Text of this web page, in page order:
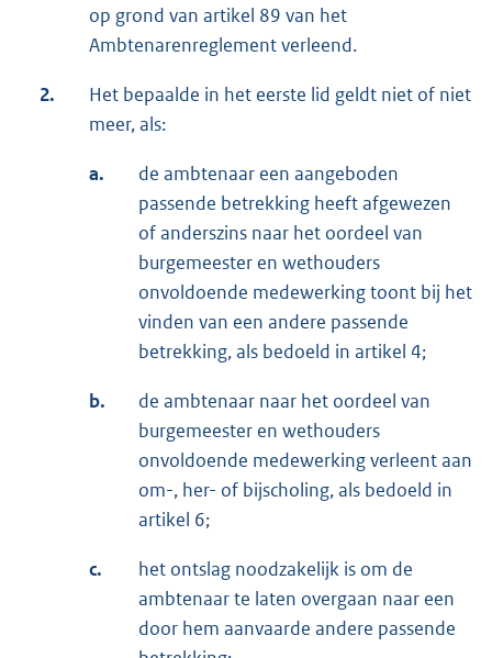
op grond van artikel 89 van het
Ambtenarenreglement verleend.
2.
Het bepaalde in het eerste lid geldt niet of niet
meer, als:
a.
de ambtenaar een aangeboden
passende betrekking heeft afgewezen
of anderszins naar het oordeel van
burgemeester en wethouders
onvoldoende medewerking toont bij het
vinden van een andere passende
betrekking, als bedoeld in artikel 4;
b.
de ambtenaar naar het oordeel van
burgemeester en wethouders
onvoldoende medewerking verleent aan
om-, her- of bijscholing, als bedoeld in
artikel 6;
c.
het ontslag noodzakelijk is om de
ambtenaar te laten overgaan naar een
door hem aanvaarde andere passende